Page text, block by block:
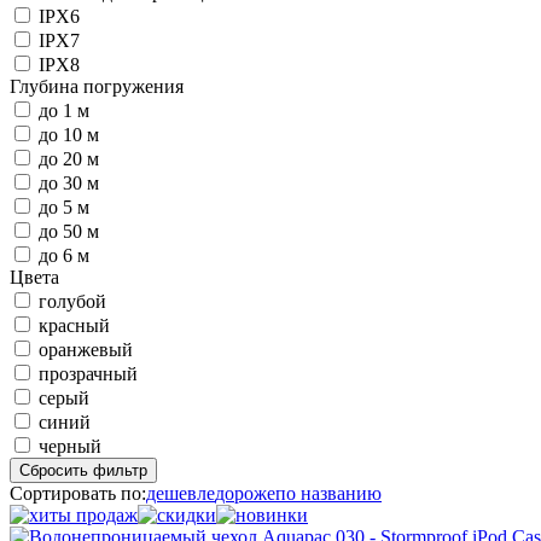
IPX6
IPX7
IPX8
Глубина погружения
до 1 м
до 10 м
до 20 м
до 30 м
до 5 м
до 50 м
до 6 м
Цвета
голубой
красный
оранжевый
прозрачный
серый
синий
черный
Сбросить фильтр
Сортировать по:дешевледорожепо названию